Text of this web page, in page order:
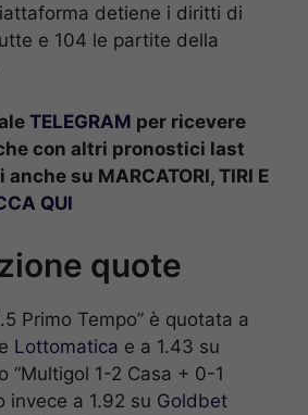
detiene i diritti di
e 104 le partite della
TELEGRAM per ricevere
con altri pronostici last
su MARCATORI, TIRI E
QUI
quote
Primo Tempo” è quotata a
e Lottomatica e a 1.43 su
“Multigol 1-2 Casa + 0-1
invece a 1.92 su Goldbet